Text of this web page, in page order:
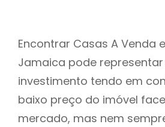
Encontrar Casas A Venda
Jamaica pode
investimento tendo em
baixo preço do imóvel
mercado, mas nem